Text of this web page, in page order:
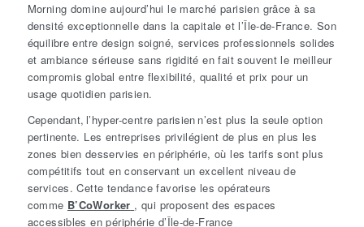
Morning domine aujourd’hui le marché parisien grâce à sa
densité exceptionnelle dans la capitale et l’Île-de-France. Son
équilibre entre design soigné, services professionnels solides
et ambiance sérieuse sans rigidité en fait souvent le meilleur
compromis global entre flexibilité, qualité et prix pour un
usage quotidien parisien.
Cependant, l’hyper-centre parisien n’est plus la seule option
pertinente. Les entreprises privilégient de plus en plus les
zones bien desservies en périphérie, où les tarifs sont plus
compétitifs tout en conservant un excellent niveau de
services. Cette tendance favorise les opérateurs
comme B’CoWorker , qui proposent des espaces
accessibles en périphérie d’Île-de-France